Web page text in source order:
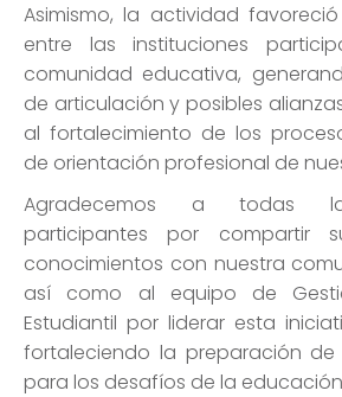
Asimismo, la actividad
entre las instituciones
comunidad educativa,
de articulación y posibles
al fortalecimiento de los
de orientación profesional de
Agradecemos a todas
participantes por compartir
conocimientos con nuestra
así como al equipo de
Estudiantil por liderar esta
fortaleciendo la preparación de
para los desafíos de la